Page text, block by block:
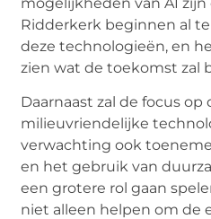
Ridderkerk beginnen al
deze technologieën, en
zien wat de toekomst zal
Daarnaast zal de focus
milieuvriendelijke
verwachting ook
en het gebruik van
een grotere rol gaan
niet alleen helpen om de